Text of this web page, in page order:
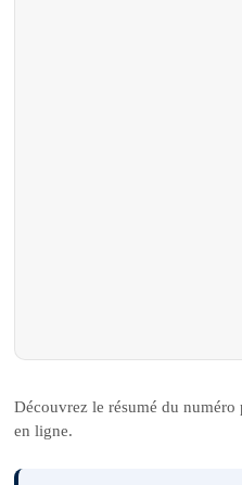
Découvrez le résumé du
en ligne.